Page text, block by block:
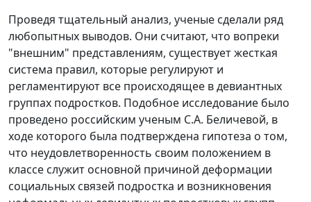
Проведя тщательный анализ, ученые сделали ряд
любопытных выводов. Они считают, что вопреки
"внешним" представлениям, существует жесткая
система правил, которые регулируют и
регламентируют все происходящее в девиантных
группах подростков. Подобное исследование было
проведено российским ученым С.А. Беличевой, в
ходе которого была подтверждена гипотеза о том,
что неудовлетворенность своим положением в
классе служит основной причиной деформации
социальных связей подростка и возникновения